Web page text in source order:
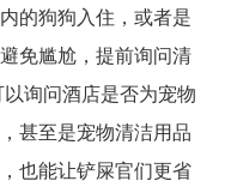
的狗狗入住，或者是
免尴尬，提前询问清
询问酒店是否为宠物
甚至是宠物清洁用品
也能让铲屎官们更省